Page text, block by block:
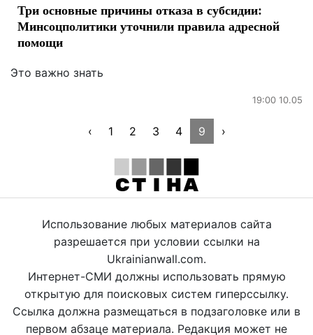
Три основные причины отказа в субсидии:
Минсоцполитики уточнили правила адресной
помощи
Это важно знать
19:00 10.05
‹ 1 2 3 4 9 ›
Использование любых материалов сайта
разрешается при условии ссылки на
Ukrainianwall.com.
Интернет-СМИ должны использовать прямую
открытую для поисковых систем гиперссылку.
Ссылка должна размещаться в подзаголовке или в
первом абзаце материала. Редакция может не